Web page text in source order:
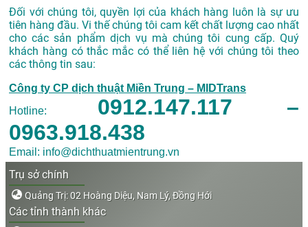
Đối với chúng tôi, quyền lợi của khách hàng luôn là sự ưu
tiên hàng đầu. Vi thế chúng tôi cam kết chất lượng cao nhất
cho các sản phẩm dịch vụ mà chúng tôi cung cấp. Quý
khách hàng có thắc mắc có thể liên hệ với chúng tôi theo
các thông tin sau:
Công ty CP dịch thuật Miền Trung – MIDTrans
Hotline: 0912.147.117 –
0963.918.438
Email: info@dichthuatmientrung.vn
Trụ sở chính
Quảng Trị: 02 Hoàng Diệu, Nam Lý, Đồng Hới
Các tỉnh thành khác